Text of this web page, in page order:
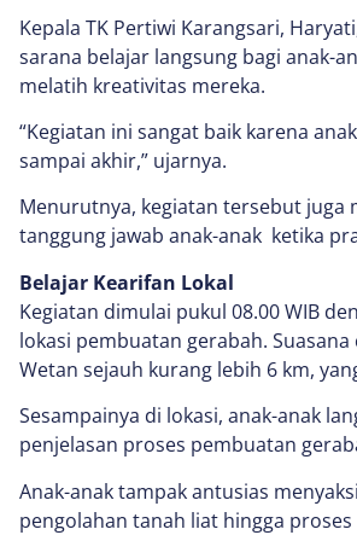
Kepala TK Pertiwi Karangsari,
sarana belajar langsung bagi anak-
melatih kreativitas mereka.
“Kegiatan ini sangat baik karena
sampai akhir,” ujarnya.
Menurutnya, kegiatan tersebut juga
tanggung jawab anak-anak ketika
Belajar Kearifan Lokal
Kegiatan dimulai pukul 08.00 WIB
lokasi pembuatan gerabah.
Wetan sejauh kurang lebih 6 km,
Sesampainya di lokasi, anak-anak
penjelasan proses pembuatan
Anak-anak tampak antusias
pengolahan tanah liat hingga